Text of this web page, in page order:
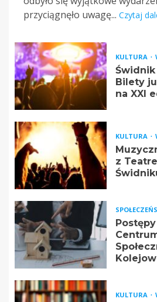
przyciągnęło uwagę... Czytaj
KULTURA
Świdnik
Bilety
na XXI
KULTURA
z
KULTURA